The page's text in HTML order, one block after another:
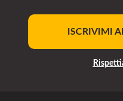
ISCRIVIMI